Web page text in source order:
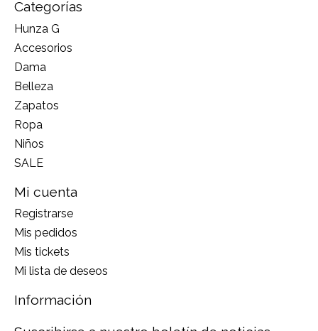
Categorías
Hunza G
Accesorios
Dama
Belleza
Zapatos
Ropa
Niños
SALE
Mi cuenta
Registrarse
Mis pedidos
Mis tickets
Mi lista de deseos
Información